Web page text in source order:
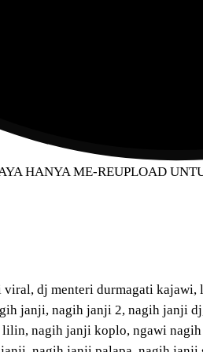
HANYA ME-REUPLOAD
dj menteri durmagati kajawi,
janji, nagih janji 2, nagih janji
nagih janji koplo, ngawi